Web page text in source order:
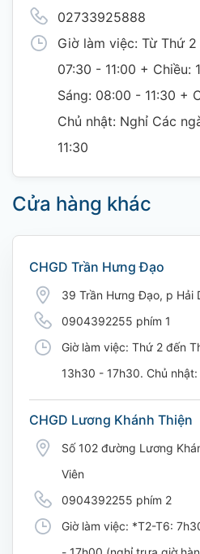
02733925888
Giờ làm việc: Từ Thứ
07:30 - 11:00 + Chiều:
Sáng: 08:00 - 11:30 +
Chủ nhật: Nghỉ Các
11:30
Cửa hàng khác
CHGD Trần Hưng Đạo
39 Trần Hưng Đạo, p Hải
0904392255 phím 1
Giờ làm việc: Thứ 2 đến
13h30 - 17h30. Chủ
CHGD Lương Khánh Thiện
Số 102 đường Lương
Viên
0904392255 phím 2
Giờ làm việc: *T2-T6: